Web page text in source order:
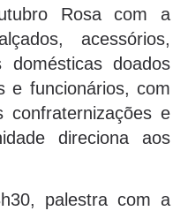
Rosa com a
acessórios,
domésticas doados
e funcionários, com
confraternizações e
direciona aos
palestra com a